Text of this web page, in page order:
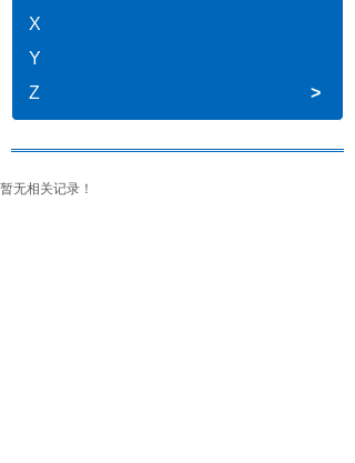
X
Y
Z
>
暂无相关记录！